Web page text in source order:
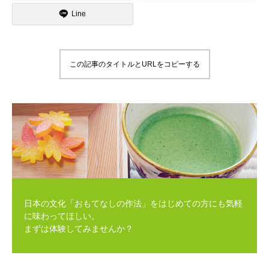
Line
この記事のタイトルとURLをコピーする
日本の文化「おもてなしの作法」をはじめての方にも気軽
に味わってほしい。
まずは体験してみませんか？